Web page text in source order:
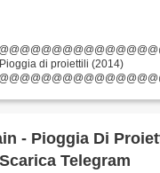
di proiettili (2014)
degli attori:...
- Pioggia Di
Telegram